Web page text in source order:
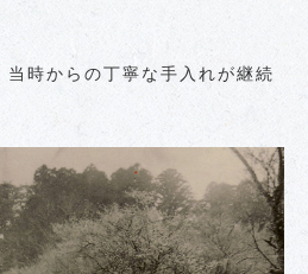
時からの丁寧な手入れが継続